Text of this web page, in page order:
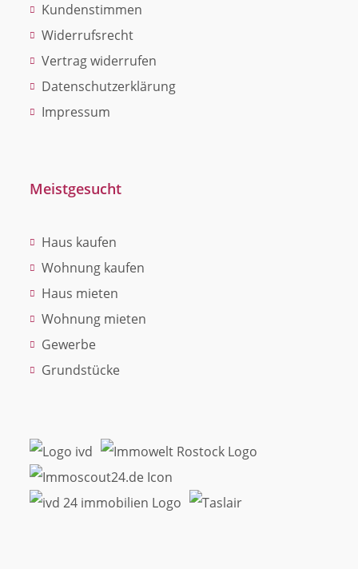
Kundenstimmen
Widerrufsrecht
Vertrag widerrufen
Datenschutzerklärung
Impressum
Meistgesucht
Haus kaufen
Wohnung kaufen
Haus mieten
Wohnung mieten
Gewerbe
Grundstücke